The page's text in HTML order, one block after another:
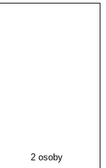
2 osoby